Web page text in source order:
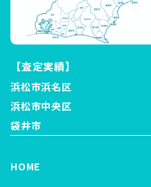
【査定実績】
浜松市浜名区
浜松市中央区
袋井市
HOME